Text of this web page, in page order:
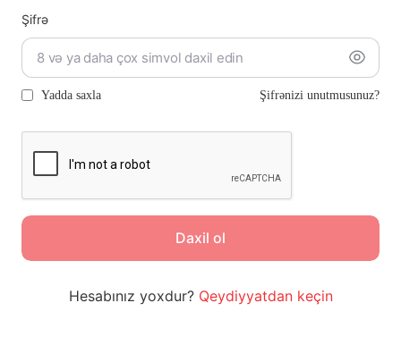
Şifrə
Yadda saxla Şifrənizi unutmusunuz?
Daxil ol
Hesabınız yoxdur? Qeydiyyatdan keçin